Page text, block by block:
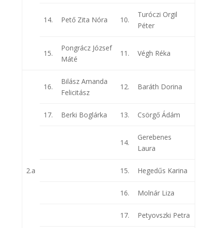
14. Pető Zita Nóra 10.
Turóczi Orgil
Péter
15.
Pongrácz József
Máté
11. Végh Réka
2.a
16.
Bilász Amanda
Felicitász
12. Baráth Dorina
17. Berki Boglárka 13. Csörgő Ádám
14.
Gerebenes
Laura
15. Hegedűs Karina
16. Molnár Liza
17. Petyovszki Petra